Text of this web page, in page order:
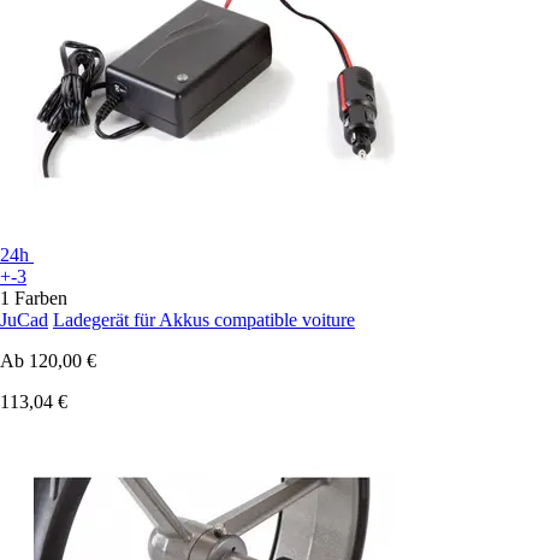
24h
+-3
1 Farben
JuCad Ladegerät für Akkus compatible voiture
Ab 120,00 €
113,04 €